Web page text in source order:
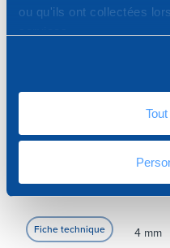
ou qu'ils ont collectées
4 mm